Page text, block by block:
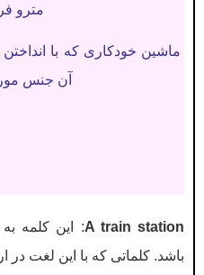
مترو
ماشین خودکاری که با انداختن
آن جنس
A train station: این کلمه
باشد. کلماتی که با این لغت در